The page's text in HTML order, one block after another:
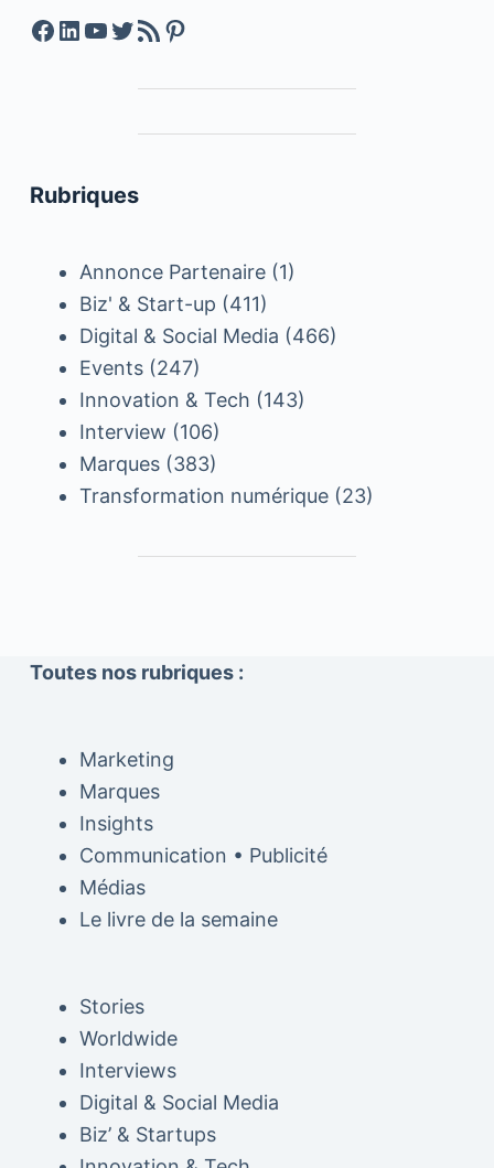
Facebook
LinkedIn
YouTube
Twitter
Feed RSSPinterest
Rubriques
Annonce Partenaire(1)
Biz' & Start-up (411)
Digital & Social Media (466)
Events(247)
Innovation & Tech (143)
Interview (106)
Marques(383)
Transformation numérique(23)
Toutes nos rubriques :
Marketing
Marques
Insights
Communication • Publicité
Médias
Le livre de la semaine
Stories
Worldwide
Interviews
Digital & Social Media
Biz’ & Startups